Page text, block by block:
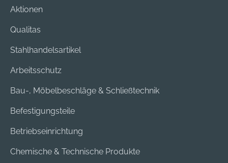
Aktionen
Qualitas
Stahlhandelsartikel
Arbeitsschutz
Bau-, Möbelbeschläge & Schließtechnik
Befestigungsteile
Betriebseinrichtung
Chemische & Technische Produkte